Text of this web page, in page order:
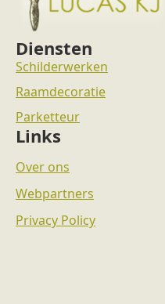
Diensten
Schilderwerken
Raamdecoratie
Parketteur
Links
Over ons
Webpartners
Privacy Policy